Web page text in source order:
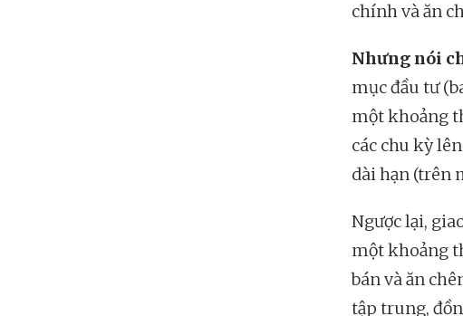
chính và ăn
Nhưng nói
mục đầu tư
một khoảng
các chu kỳ
dài hạn (trên
Ngược lại,
một khoảng
bán và ăn
tập trung,